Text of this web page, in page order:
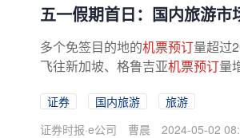
五一假期首日：国内旅游市
多个免签目的地的机票预订量超过
飞往新加坡、格鲁吉亚机票预订量
证券 国内旅游
旅游
证券时报·e公司
曹晨 2024-05-02